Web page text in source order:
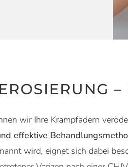
wir Ihre Krampfadern
effektive
wird, eignet sich dabei